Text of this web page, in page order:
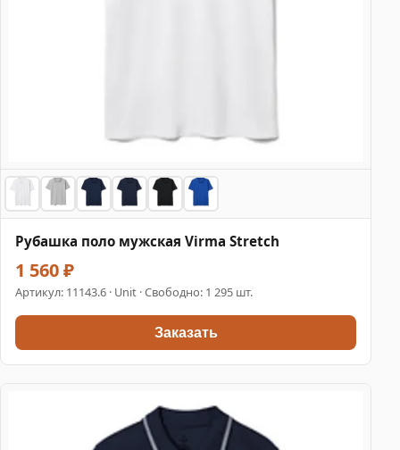
Рубашка поло мужская Virma Stretch
1 560 ₽
Артикул: 11143.6 · Unit · Свободно: 1 295 шт.
Заказать